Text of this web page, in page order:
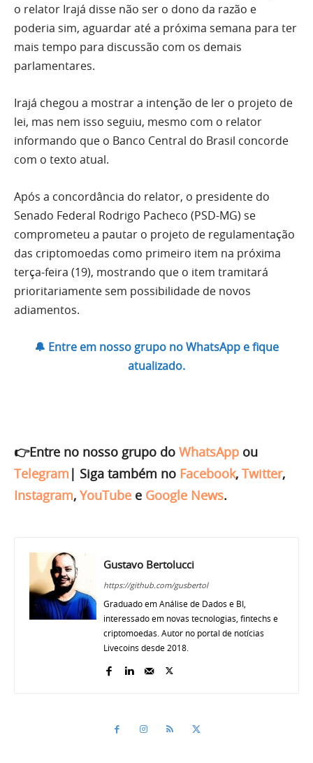
o relator Irajá disse não ser o dono da razão e
poderia sim, aguardar até a próxima semana para ter
mais tempo para discussão com os demais
parlamentares.
Irajá chegou a mostrar a intenção de ler o projeto de
lei, mas nem isso seguiu, mesmo com o relator
informando que o Banco Central do Brasil concorde
com o texto atual.
Após a concordância do relator, o presidente do
Senado Federal Rodrigo Pacheco (PSD-MG) se
comprometeu a pautar o projeto de regulamentação
das criptomoedas como primeiro item na próxima
terça-feira (19), mostrando que o item tramitará
prioritariamente sem possibilidade de novos
adiamentos.
🔔 Entre em nosso grupo no WhatsApp e fique
atualizado.
👉Entre no nosso grupo do WhatsApp ou
Telegram | Siga também no Facebook, Twitter,
Instagram, YouTube e Google News.
Gustavo Bertolucci
https://github.com/gusbertol
Graduado em Análise de Dados e BI,
interessado em novas tecnologias, fintechs e
criptomoedas. Autor no portal de notícias
Livecoins desde 2018.